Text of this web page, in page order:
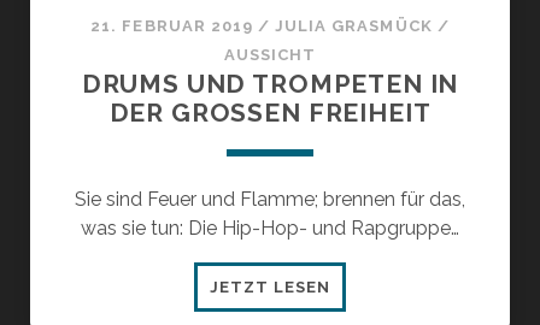
21. FEBRUAR 2019 /JULIA GRASMÜCK /
AUSSICHT
DRUMS UND TROMPETEN IN
DER GROSSEN FREIHEIT
Sie sind Feuer und Flamme; brennen für das,
was sie tun: Die Hip-Hop- und Rapgruppe…
JETZT LESEN
UND